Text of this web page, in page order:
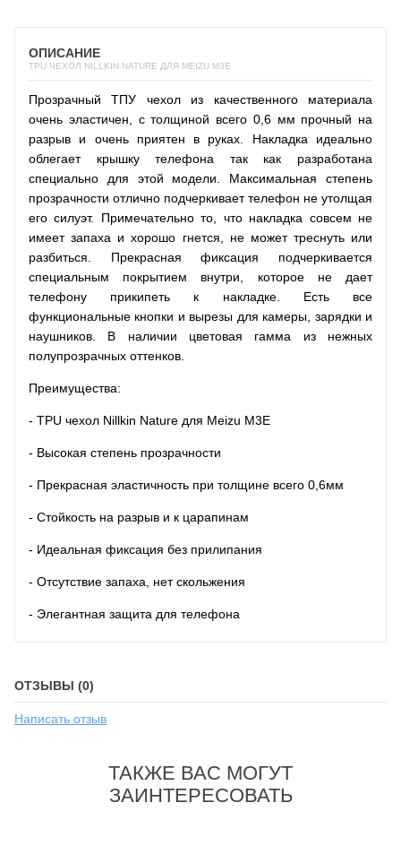
ОПИСАНИЕ
TPU ЧЕХОЛ NILLKIN NATURE ДЛЯ MEIZU M3E
Прозрачный ТПУ чехол из качественного материала
очень эластичен, с толщиной всего 0,6 мм прочный на
разрыв и очень приятен в руках. Накладка идеально
облегает крышку телефона так как разработана
специально для этой модели. Максимальная степень
прозрачности отлично подчеркивает телефон не утолщая
его силуэт. Примечательно то, что накладка совсем не
имеет запаха и хорошо гнется, не может треснуть или
разбиться. Прекрасная фиксация подчеркивается
специальным покрытием внутри, которое не дает
телефону прикипеть к накладке. Есть все
функциональные кнопки и вырезы для камеры, зарядки и
наушников. В наличии цветовая гамма из нежных
полупрозрачных оттенков.
Преимущества:
- TPU чехол Nillkin Nature для Meizu M3E
- Высокая степень прозрачности
- Прекрасная эластичность при толщине всего 0,6мм
- Стойкость на разрыв и к царапинам
- Идеальная фиксация без прилипания
- Отсутствие запаха, нет скольжения
- Элегантная защита для телефона
ОТЗЫВЫ (0)
Написать отзыв
ТАКЖЕ ВАС МОГУТ
ЗАИНТЕРЕСОВАТЬ